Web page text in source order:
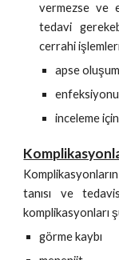
vermezse ve
tedavi
cerrahi
apse
inceleme
tanısı ve
komplikasyonları
görme kaybı